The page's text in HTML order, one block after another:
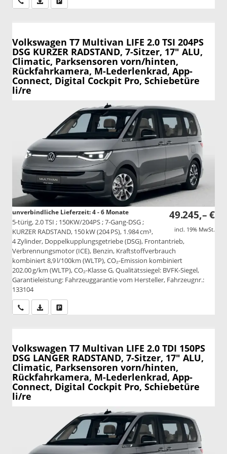
Volkswagen T7 Multivan LIFE 2.0 TSI 204PS
DSG KURZER RADSTAND, 7-Sitzer, 17" ALU,
Climatic, Parksensoren vorn/hinten,
Rückfahrkamera, M-Lederlenkrad, App-
Connect, Digital Cockpit Pro, Schiebetüre
li/re
49.245,– €
incl. 19% MwSt.
unverbindliche Lieferzeit: 4 - 6 Monate
5-türig, 2.0 TSI ; 150KW/204PS ; 7-Gang-DSG ;
KURZER RADSTAND, 150 kW (204 PS), 1.984 cm³,
4 Zylinder, Doppelkupplungsgetriebe (DSG), Frontantrieb,
Verbrennungsmotor (ICE), Benzin, Kraftstoffverbrauch
kombiniert 8,9 l/100km (WLTP), CO₂-Emission kombiniert
202.00 g/km (WLTP), CO₂-Klasse G, Qualitätssiegel: BVFK-Siegel,
Garantieleistung: Fahrzeuggarantie vom Hersteller, Fahrzeugnr.:
133104
Wir rufen Sie anPDF-Datei, Fahrzeugexposé drucken
Volkswagen T7 Multivan LIFE 2.0 TDI 150PS
DSG LANGER RADSTAND, 7-Sitzer, 17" ALU,
Climatic, Parksensoren vorn/hinten,
Rückfahrkamera, M-Lederlenkrad, App-
Connect, Digital Cockpit Pro, Schiebetüre
li/re